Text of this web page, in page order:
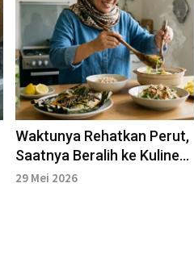
Waktunya Rehatkan Perut,
Saatnya Beralih ke Kuliner
tanpa Santan
29 Mei 2026